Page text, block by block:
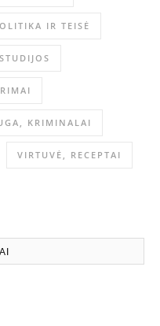
IR TEISĖ
STUDIJOS
KRIMINALAI
VIRTUVĖ, RECEPTAI